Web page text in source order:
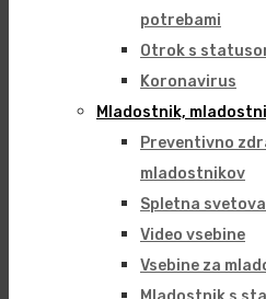
potrebami
Otrok s
Koronavirus
Mladostnik,
Preventivno
mladostnikov
Spletna
Video vsebine
Vsebine za